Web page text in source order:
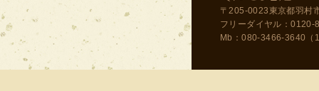
〒205-0023東京都羽村
フリーダイヤル：
Mb：080-3466-3640（